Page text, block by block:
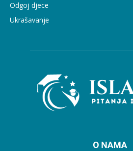
Odgoj djece
Ukrašavanje
O NAMA